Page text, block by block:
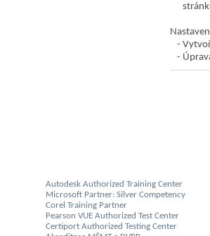
Autodesk Authorized Training Center
Microsoft Partner: Silver Competency
Corel Training Partner
Pearson VUE Authorized Test Center
Certiport Authorized Testing Center